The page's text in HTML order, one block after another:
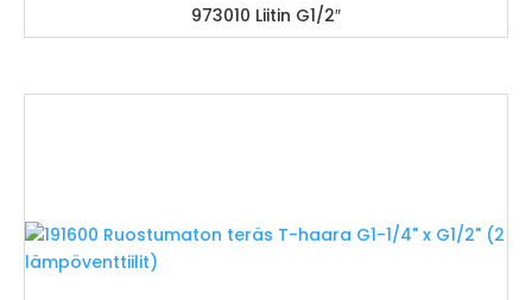
973010 Liitin G1/2″